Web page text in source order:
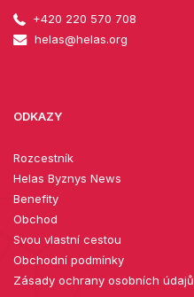
+420 220 570 708
helas@helas.org
ODKAZY
Rozcestník
Helas Byznys News
Benefity
Obchod
Svou vlastní cestou
Obchodní podmínky
Zásady ochrany osobních údajů